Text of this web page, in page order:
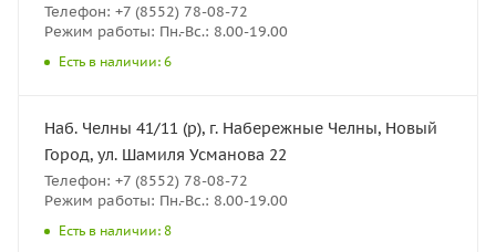
Телефон: +7 (8552) 78-08-72
Режим работы: Пн.-Вс.: 8.00-19.00
Есть в наличии: 6
Наб. Челны 41/11 (р), г. Набережные Челны, Новый
Город, ул. Шамиля Усманова 22
Телефон: +7 (8552) 78-08-72
Режим работы: Пн.-Вс.: 8.00-19.00
Есть в наличии: 8